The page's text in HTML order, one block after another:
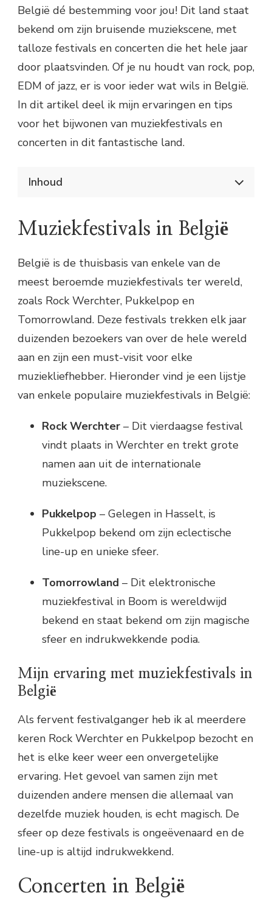
België dé bestemming voor jou! Dit land staat
bekend om zijn bruisende muziekscene, met
talloze festivals en concerten die het hele jaar
door plaatsvinden. Of je nu houdt van rock, pop,
EDM of jazz, er is voor ieder wat wils in België.
In dit artikel deel ik mijn ervaringen en tips
voor het bijwonen van muziekfestivals en
concerten in dit fantastische land.
Inhoud
Muziekfestivals in België
Mijn ervaring met muziekfestivals in
Concerten in België
Tips voor het bijwonen van concerten
in België
Muziekfestivals in België
België is de thuisbasis van enkele van de
meest beroemde muziekfestivals ter wereld,
zoals Rock Werchter, Pukkelpop en
Tomorrowland. Deze festivals trekken elk jaar
duizenden bezoekers van over de hele wereld
aan en zijn een must-visit voor elke
muziekliefhebber. Hieronder vind je een lijstje
van enkele populaire muziekfestivals in België:
Rock Werchter – Dit vierdaagse festival
vindt plaats in Werchter en trekt grote
namen aan uit de internationale
muziekscene.
Pukkelpop – Gelegen in Hasselt, is
Pukkelpop bekend om zijn eclectische
line-up en unieke sfeer.
Tomorrowland – Dit elektronische
muziekfestival in Boom is wereldwijd
bekend en staat bekend om zijn magische
sfeer en indrukwekkende podia.
Mijn ervaring met muziekfestivals in
België
Als fervent festivalganger heb ik al meerdere
keren Rock Werchter en Pukkelpop bezocht en
het is elke keer weer een onvergetelijke
ervaring. Het gevoel van samen zijn met
duizenden andere mensen die allemaal van
dezelfde muziek houden, is echt magisch. De
sfeer op deze festivals is ongeëvenaard en de
line-up is altijd indrukwekkend.
Concerten in België